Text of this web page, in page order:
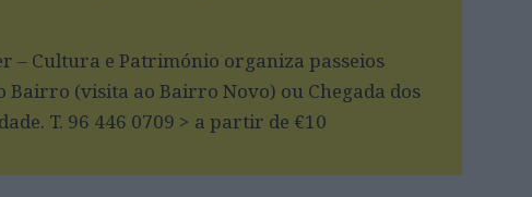
– Cultura e Património organiza passeios
Bairro (visita ao Bairro Novo) ou Chegada dos
T. 96 446 0709 > a partir de €10